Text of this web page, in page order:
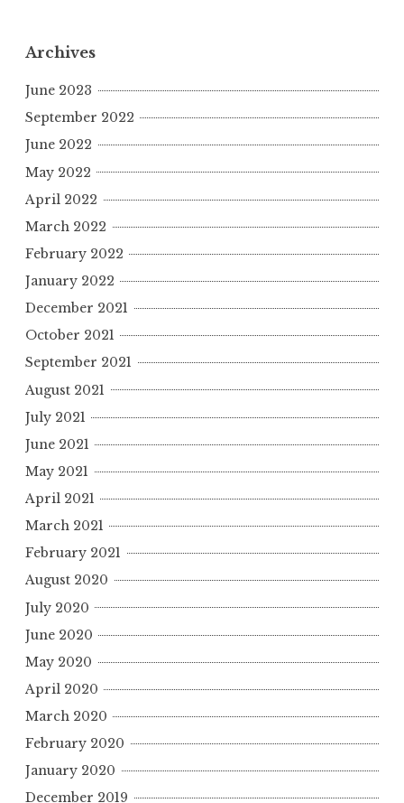
Archives
June 2023
September 2022
June 2022
May 2022
April 2022
March 2022
February 2022
January 2022
December 2021
October 2021
September 2021
August 2021
July 2021
June 2021
May 2021
April 2021
March 2021
February 2021
August 2020
July 2020
June 2020
May 2020
April 2020
March 2020
February 2020
January 2020
December 2019